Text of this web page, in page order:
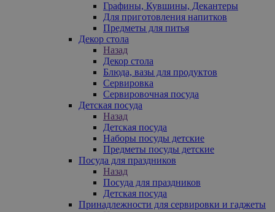
Графины, Кувшины, Декантеры
Для приготовления напитков
Предметы для питья
Декор стола
Назад
Декор стола
Блюда, вазы для продуктов
Сервировка
Сервировочная посуда
Детская посуда
Назад
Детская посуда
Наборы посуды детские
Предметы посуды детские
Посуда для праздников
Назад
Посуда для праздников
Детская посуда
Принадлежности для сервировки и гаджеты